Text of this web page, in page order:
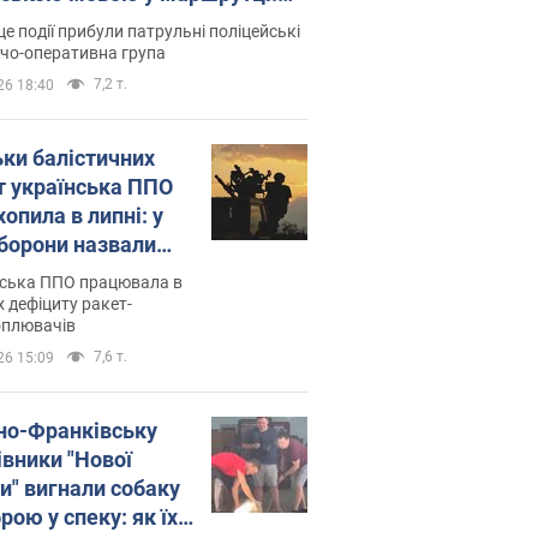
склала адмінпротокол.
події прибули патрульні поліцейські
оперативна група
18:40 7,2 т.
балістичних
українська ППО
в липні: у
назвали
ППО працювала в
дефіциту ракет-
15:09 7,6 т.
Франківську
"Нової
вигнали собаку
у спеку: як їх